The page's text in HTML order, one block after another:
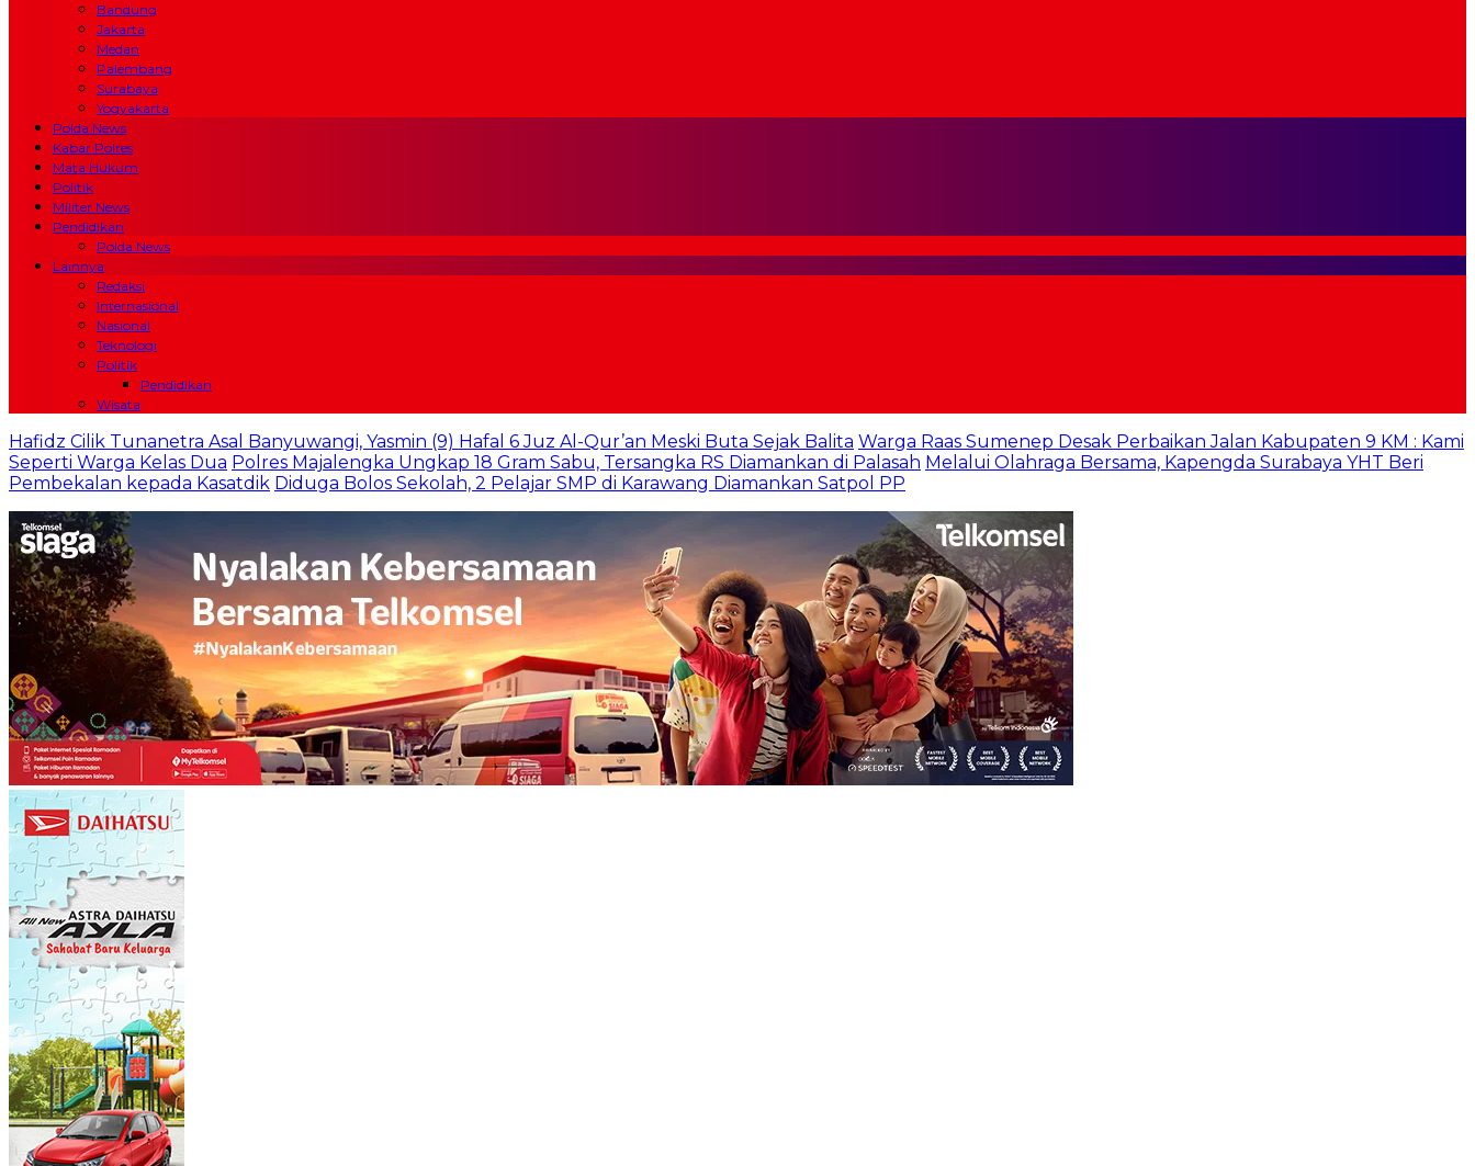
Bandung
Jakarta
Medan
Palembang
Surabaya
Yogyakarta
Polda News
Kabar Polres
Mata Hukum
Politik
Militer News
Pendidikan
Polda News
Lainnya
Redaksi
Internasional
Nasional
Teknologi
Politik
Pendidikan
Wisata
Hafidz Cilik Tunanetra Asal Banyuwangi, Yasmin (9) Hafal 6 Juz Al-Qur’an Meski Buta Sejak Balita Warga Raas Sumenep Desak Perbaikan Jalan Kabupaten 9 KM : Kami
Seperti Warga Kelas Dua Polres Majalengka Ungkap 18 Gram Sabu, Tersangka RS Diamankan di Palasah Melalui Olahraga Bersama, Kapengda Surabaya YHT Beri
Pembekalan kepada Kasatdik Diduga Bolos Sekolah, 2 Pelajar SMP di Karawang Diamankan Satpol PP